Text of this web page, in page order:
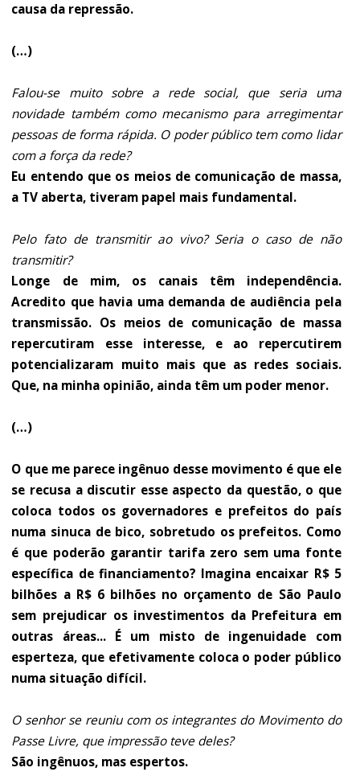
causa da repressão.
(…)
Falou-se muito sobre a rede social, que seria uma
novidade também como mecanismo para arregimentar
pessoas de forma rápida. O poder público tem como lidar
com a força da rede?
Eu entendo que os meios de comunicação de massa,
a TV aberta, tiveram papel mais fundamental.
Pelo fato de transmitir ao vivo? Seria o caso de não
transmitir?
Longe de mim, os canais têm independência.
Acredito que havia uma demanda de audiência pela
transmissão. Os meios de comunicação de massa
repercutiram esse interesse, e ao repercutirem
potencializaram muito mais que as redes sociais.
Que, na minha opinião, ainda têm um poder menor.
(…)
O que me parece ingênuo desse movimento é que ele
se recusa a discutir esse aspecto da questão, o que
coloca todos os governadores e prefeitos do país
numa sinuca de bico, sobretudo os prefeitos. Como
é que poderão garantir tarifa zero sem uma fonte
específica de financiamento? Imagina encaixar R$ 5
bilhões a R$ 6 bilhões no orçamento de São Paulo
sem prejudicar os investimentos da Prefeitura em
outras áreas... É um misto de ingenuidade com
esperteza, que efetivamente coloca o poder público
numa situação difícil.
O senhor se reuniu com os integrantes do Movimento do
Passe Livre, que impressão teve deles?
São ingênuos, mas espertos.